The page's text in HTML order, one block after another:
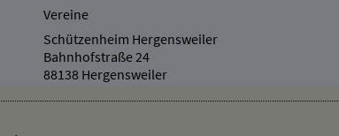
Vereine
Schützenheim Hergensweiler
Bahnhofstraße 24
88138 Hergensweiler